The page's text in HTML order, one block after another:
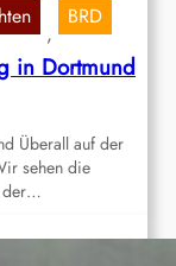
,
BRD
in Dortmund
Überall auf der
sehen die
der…